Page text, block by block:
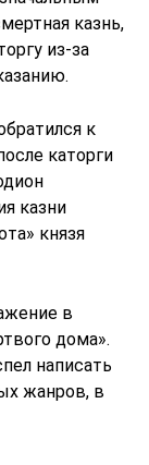
казнь,
из-за
к
каторги
казни
князя
в
дома».
написать
жанров, в